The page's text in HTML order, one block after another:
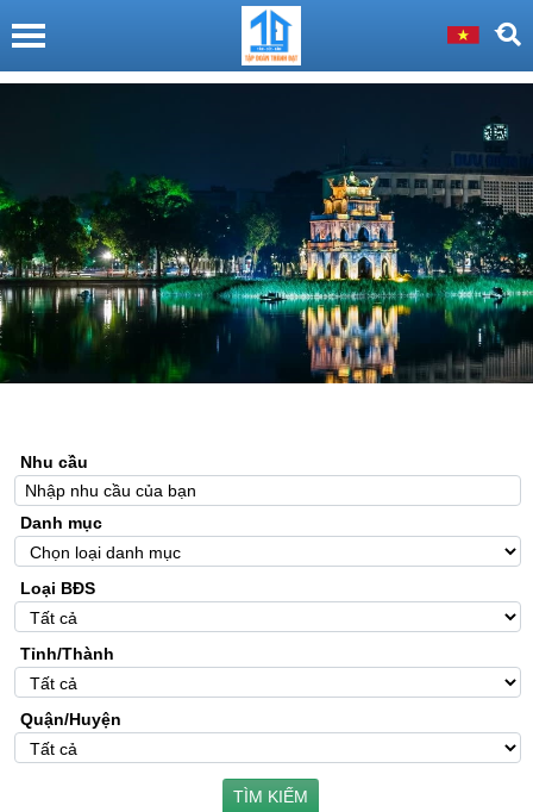
Nhu cầu
Danh mục
Loại BĐS
Tỉnh/Thành
Quận/Huyện
TÌM KIẾM